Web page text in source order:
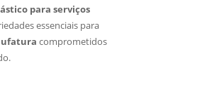
para serviços
essenciais para
comprometidos